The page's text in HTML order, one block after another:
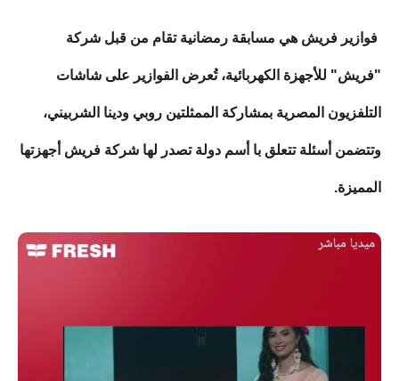
فوازير فريش هي مسابقة رمضانية تقام من قبل شركة
"فريش" للأجهزة الكهربائية، تُعرض الفوازير على شاشات
التلفزيون المصرية بمشاركة الممثلتين روبي ودينا الشربيني،
وتتضمن أسئلة تتعلق با أسم دولة تصدر لها شركة فريش أجهزتها
المميزة.